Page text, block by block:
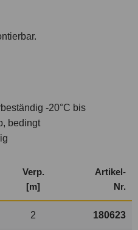
-20°C bis
bedingt
Verp.
[m]
Artikel-
Nr.
2 180623